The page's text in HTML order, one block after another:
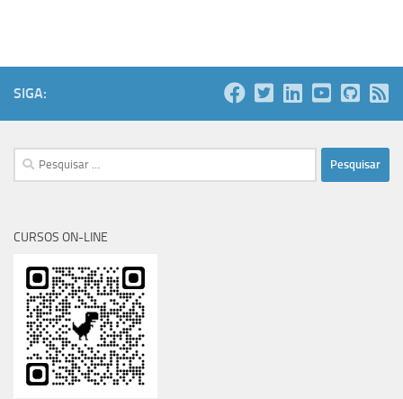
SIGA:
Pesquisar
por:
CURSOS ON-LINE